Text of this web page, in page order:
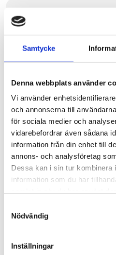
Samtycke
Denna webbplats använder
Vi använder
och annonserna till
för sociala medier och
vidarebefordrar även sådana
information från din enhet till
annons- och analysföretag
Dessa kan i sin tur kombinera
information som du har
Nödvändig
Inställningar
Preliminär utgivningsplan
#04
#05
Beskrivning
Admin, network & Securtiy.
technical solutions to the
every day